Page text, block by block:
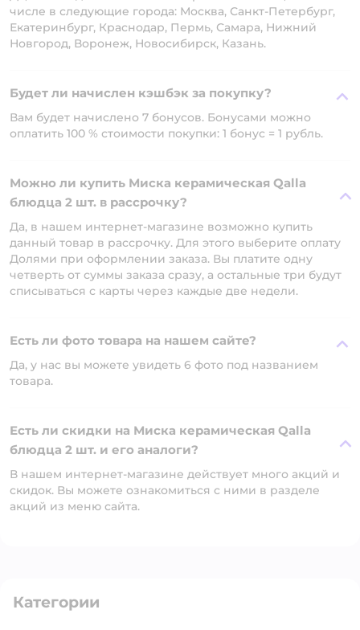
числе в следующие города: Москва, Санкт-Петербург,
Екатеринбург, Краснодар, Пермь, Самара, Нижний
Новгород, Воронеж, Новосибирск, Казань.
Будет ли начислен кэшбэк за покупку?
Вам будет начислено 7 бонусов. Бонусами можно
оплатить 100 % стоимости покупки: 1 бонус = 1 рубль.
Можно ли купить Миска керамическая Qalla
блюдца 2 шт. в рассрочку?
Да, в нашем интернет-магазине возможно купить
данный товар в рассрочку. Для этого выберите оплату
Долями при оформлении заказа. Вы платите одну
четверть от суммы заказа сразу, а остальные три будут
списываться с карты через каждые две недели.
Есть ли фото товара на нашем сайте?
Да, у нас вы можете увидеть 6 фото под названием
товара.
Есть ли скидки на Миска керамическая Qalla
блюдца 2 шт. и его аналоги?
В нашем интернет-магазине действует много акций и
скидок. Вы можете ознакомиться с ними в разделе
акций из меню сайта.
Категории